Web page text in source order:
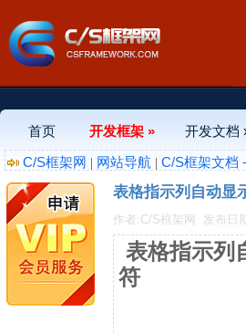
首页 开发框架 » 开发文档
C/S框架网 | 网站导航 | C/S框架文档
表格指示列自动显
作者:C/S框架网 发布日
表格指示列
符